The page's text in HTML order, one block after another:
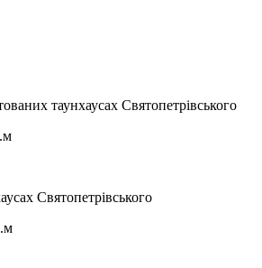
таунхаусах Святопетрівського
Святопетрівського